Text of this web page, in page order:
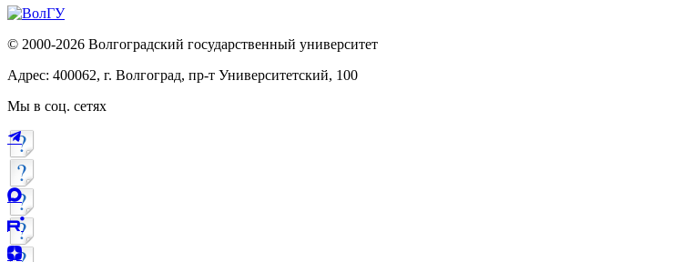
© 2000-2026 Волгоградский государственный университет
Адрес: 400062, г. Волгоград, пр-т Университетский, 100
Мы в соц. сетях